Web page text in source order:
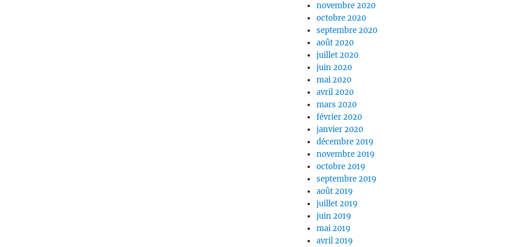
novembre 2020
octobre 2020
septembre 2020
août 2020
juillet 2020
juin 2020
mai 2020
avril 2020
mars 2020
février 2020
janvier 2020
décembre 2019
novembre 2019
octobre 2019
septembre 2019
août 2019
juillet 2019
juin 2019
mai 2019
avril 2019